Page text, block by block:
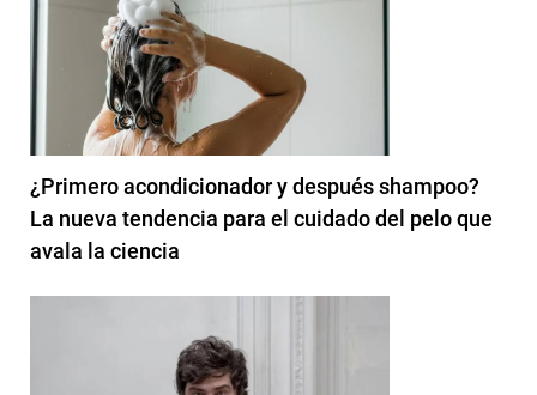
¿Primero acondicionador y después shampoo?
La nueva tendencia para el cuidado del pelo que
avala la ciencia